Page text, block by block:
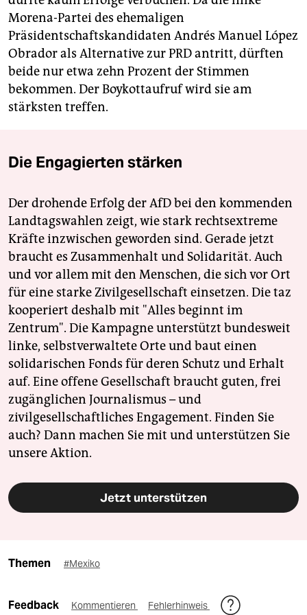
Morena-Partei des ehemaligen
Präsidentschaftskandidaten Andrés Manuel López
Obrador als Alternative zur PRD antritt, dürften
beide nur etwa zehn Prozent der Stimmen
bekommen. Der Boykottaufruf wird sie am
stärksten treffen.
Die Engagierten stärken
Der drohende Erfolg der AfD bei den kommenden
Landtagswahlen zeigt, wie stark rechtsextreme
Kräfte inzwischen geworden sind. Gerade jetzt
braucht es Zusammenhalt und Solidarität. Auch
und vor allem mit den Menschen, die sich vor Ort
für eine starke Zivilgesellschaft einsetzen. Die taz
kooperiert deshalb mit "Alles beginnt im
Zentrum". Die Kampagne unterstützt bundesweit
linke, selbstverwaltete Orte und baut einen
solidarischen Fonds für deren Schutz und Erhalt
auf. Eine offene Gesellschaft braucht guten, frei
zugänglichen Journalismus – und
zivilgesellschaftliches Engagement. Finden Sie
auch? Dann machen Sie mit und unterstützen Sie
unsere Aktion.
Jetzt unterstützen
Themen #Mexiko
Feedback Kommentieren Fehlerhinweis